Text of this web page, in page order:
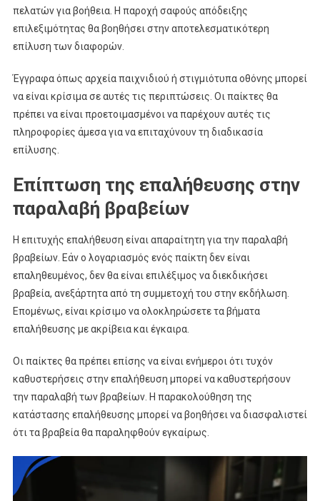
πελατών για βοήθεια. Η παροχή σαφούς απόδειξης
επιλεξιμότητας θα βοηθήσει στην αποτελεσματικότερη
επίλυση των διαφορών.
Έγγραφα όπως αρχεία παιχνιδιού ή στιγμιότυπα οθόνης μπορεί
να είναι κρίσιμα σε αυτές τις περιπτώσεις. Οι παίκτες θα
πρέπει να είναι προετοιμασμένοι να παρέχουν αυτές τις
πληροφορίες άμεσα για να επιταχύνουν τη διαδικασία
επίλυσης.
Επίπτωση της επαλήθευσης στην
παραλαβή βραβείων
Η επιτυχής επαλήθευση είναι απαραίτητη για την παραλαβή
βραβείων. Εάν ο λογαριασμός ενός παίκτη δεν είναι
επαληθευμένος, δεν θα είναι επιλέξιμος να διεκδικήσει
βραβεία, ανεξάρτητα από τη συμμετοχή του στην εκδήλωση.
Επομένως, είναι κρίσιμο να ολοκληρώσετε τα βήματα
επαλήθευσης με ακρίβεια και έγκαιρα.
Οι παίκτες θα πρέπει επίσης να είναι ενήμεροι ότι τυχόν
καθυστερήσεις στην επαλήθευση μπορεί να καθυστερήσουν
την παραλαβή των βραβείων. Η παρακολούθηση της
κατάστασης επαλήθευσης μπορεί να βοηθήσει να διασφαλιστεί
ότι τα βραβεία θα παραληφθούν εγκαίρως.